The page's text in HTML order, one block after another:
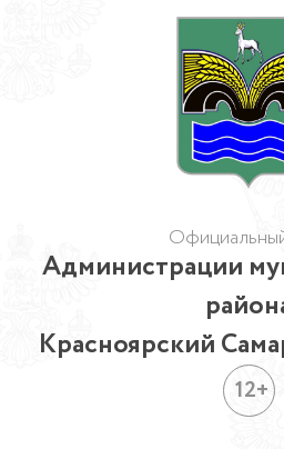
Администрации
Красноярский
12+